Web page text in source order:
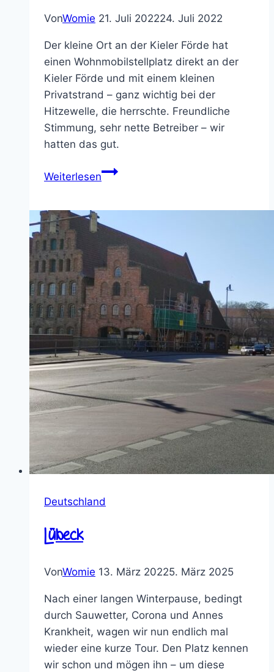
VonWomie 21. Juli 202224. Juli 2022
Der kleine Ort an der Kieler Förde hat
einen Wohnmobilstellplatz direkt an der
Kieler Förde und mit einem kleinen
Privatstrand – ganz wichtig bei der
Hitzewelle, die herrschte. Freundliche
Stimmung, sehr nette Betreiber – wir
hatten das gut.
WeiterlesenHeikendorf
Deutschland
Lübeck
VonWomie 13. März 20225. März 2025
Nach einer langen Winterpause, bedingt
durch Sauwetter, Corona und Annes
Krankheit, wagen wir nun endlich mal
wieder eine kurze Tour. Den Platz kennen
wir schon und mögen ihn – um diese